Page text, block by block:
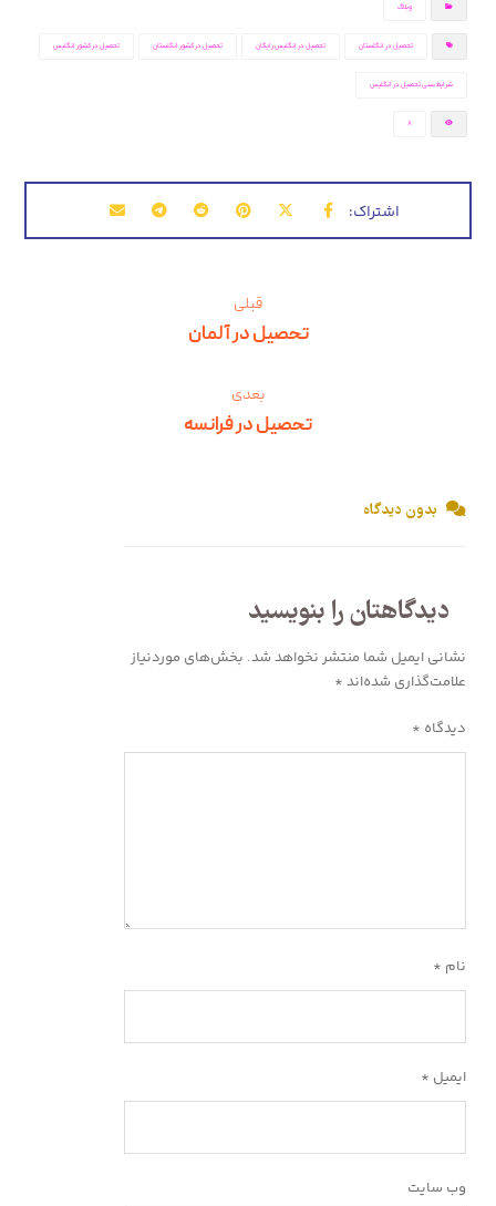
وبلاگ
تحصیل در انگلستان تحصیل در انگلیس رایگان تحصیل در کشور انگلستان تحصیل در کشور انگلیس
شرایط سنی تحصیل در انگلیس
8
قبلی
تحصیل در آلمان
بعدی
تحصیل در فرانسه
بدون دیدگاه
دیدگاهتان را بنویسید
نشانی ایمیل شما منتشر نخواهد شد. بخش‌های موردنیاز
علامت‌گذاری شده‌اند *
دیدگاه *
نام *
ایمیل *
وب‌ سایت